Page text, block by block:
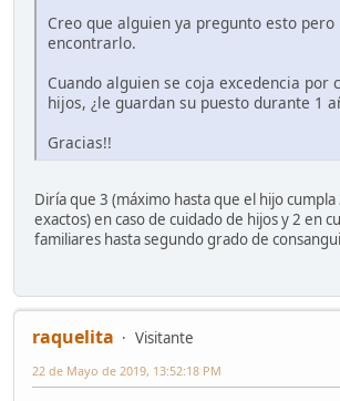
Creo que alguien ya pregunto esto pero
encontrarlo.
Cuando alguien se coja excedencia por
hijos, ¿le guardan su puesto durante 1
Gracias!!
Diría que 3 (máximo hasta que el hijo
exactos) en caso de cuidado de hijos y 2 en
familiares hasta segundo grado de
raquelita
Visitante
22 de Mayo de 2019, 13:52:18 PM